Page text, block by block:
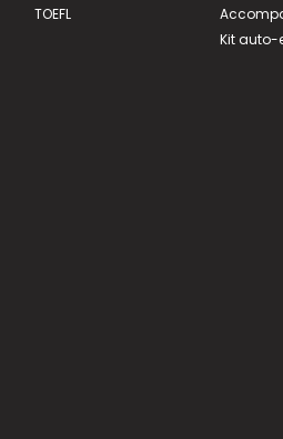
TOEFL
Kit auto-